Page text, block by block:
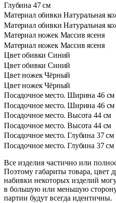
Глубина 47 см
Материал обивки Натуральная
Материал обивки Натуральная
Материал ножек Массив ясеня
Материал ножек Массив ясеня
Цвет обивки Синий
Цвет обивки Синий
Цвет ножек Чёрный
Цвет ножек Чёрный
Посадочное место. Ширина 46 см
Посадочное место. Ширина 46 см
Посадочное место. Высота 44 см
Посадочное место. Высота 44 см
Посадочное место. Глубина 37 см
Посадочное место. Глубина 37 см
Все изделия частично или
Поэтому габариты товара, цвет
набивки некоторых изделий
в большую или меньшую
партии будут всегда идентичны.